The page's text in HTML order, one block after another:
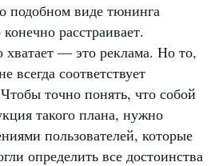
подобном виде тюнинга
расстраивает.
хватает — это реклама. Но то,
всегда соответствует
точно понять, что собой
такого плана, нужно
пользователей, которые
определить все достоинства